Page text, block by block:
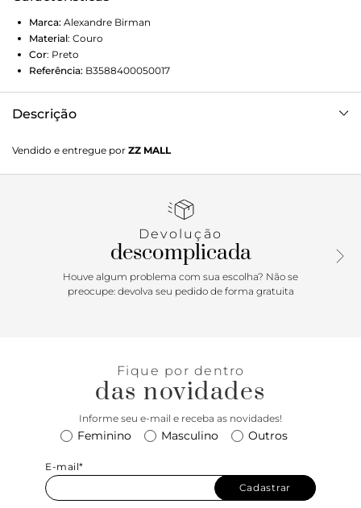
Marca: Alexandre Birman
Material: Couro
Cor: Preto
Referência: B3588400050017
Descrição
Vendido e entregue por ZZ MALL
Devolução
descomplicada
Houve algum problema com sua escolha? Não se
preocupe: devolva seu pedido de forma gratuita
Fique por dentro
das novidades
Informe seu e-mail e receba as novidades!
Feminino Masculino Outros
E-mail*
Cadastrar